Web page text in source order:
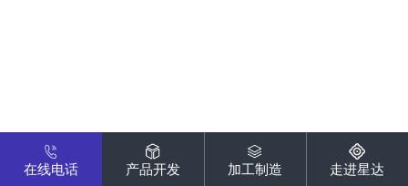
在线电话 产品开发 加工制造 走进星达